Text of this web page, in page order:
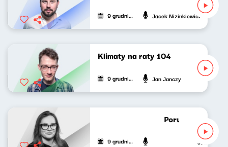
9 grudnia 2022 Jacek Nizinkiewicz
Klimaty na raty 104
9 grudnia 2022 Jan Janczy
Porucznik
9 grudnia 2022 Joanna